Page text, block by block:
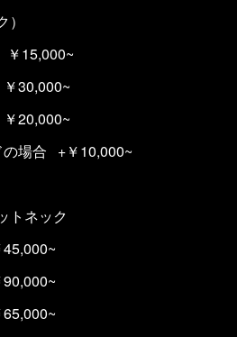
ク）
30,000~
20,000~
場合 +￥10,000~
トネック